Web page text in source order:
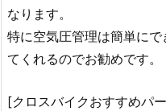
なります。
特に空気圧管理は簡単に
てくれるのでお勧めです。
[クロスバイクおすすめパ